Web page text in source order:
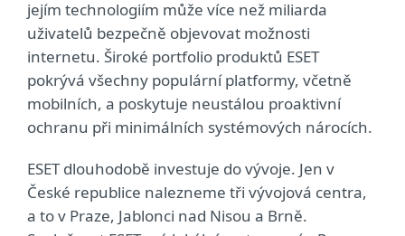
jejím technologiím může více než miliarda
uživatelů bezpečně objevovat možnosti
internetu. Široké portfolio produktů ESET
pokrývá všechny populární platformy, včetně
mobilních, a poskytuje neustálou proaktivní
ochranu při minimálních systémových nárocích.
ESET dlouhodobě investuje do vývoje. Jen v
České republice nalezneme tři vývojová centra,
a to v Praze, Jablonci nad Nisou a Brně.